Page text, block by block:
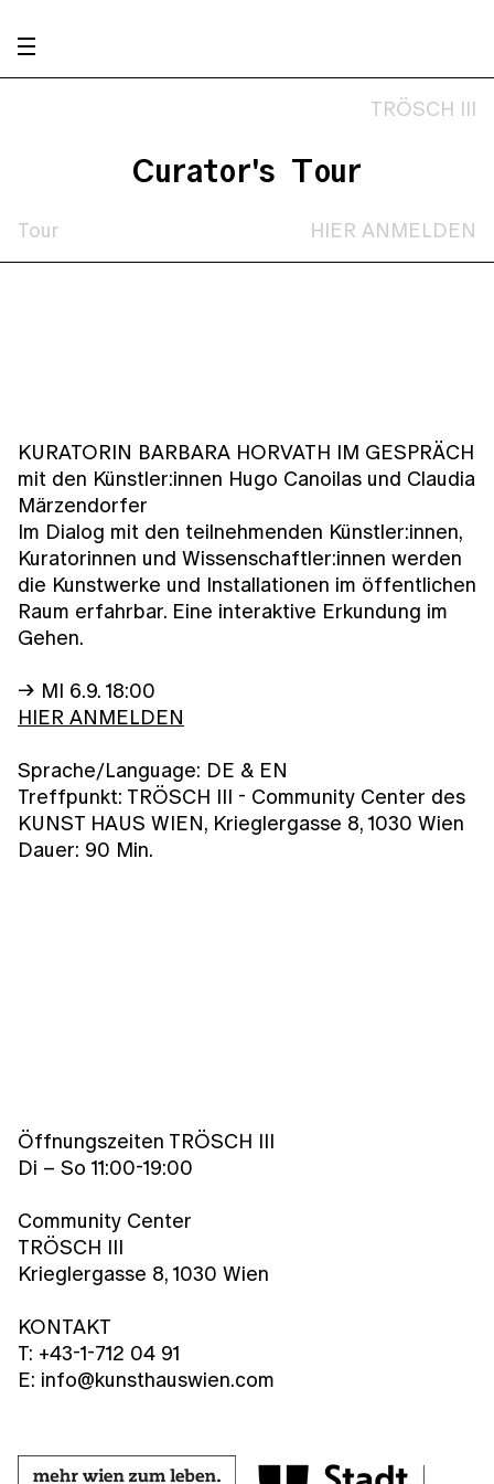
TRÖSCH III
Curator's Tour
Tour HIER ANMELDEN
KURATORIN BARBARA HORVATH IM GESPRÄCH
mit den Künstler:innen Hugo Canoilas und Claudia
Märzendorfer
Im Dialog mit den teilnehmenden Künstler:innen,
Kuratorinnen und Wissenschaftler:innen werden
die Kunstwerke und Installationen im öffentlichen
Raum erfahrbar. Eine interaktive Erkundung im
Gehen.
→ MI 6.9. 18:00
HIER ANMELDEN
Sprache/Language: DE & EN
Treffpunkt: TRÖSCH III - Community Center des
KUNST HAUS WIEN, Krieglergasse 8, 1030 Wien
Dauer: 90 Min.
Öffnungszeiten TRÖSCH III
Di – So 11:00-19:00
Community Center
TRÖSCH III
Krieglergasse 8, 1030 Wien
KONTAKT
T: +43-1-712 04 91
E: info@kunsthauswien.com